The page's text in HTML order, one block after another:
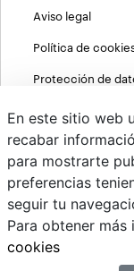
Aviso legal
Política de
Protección de
Política de
MIFID
PSD2
Cambio de divisas
Sistema interno
En este sitio web
recabar
para mostrarte
preferencias
seguir tu
Para obtener más
cookies